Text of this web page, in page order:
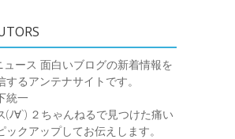
ュース 面白いブログの新着情報を
するアンテナサイトです。
統一
(ﾉ∀`) ２ちゃんねるで見つけた痛い
ックアップしてお伝えします。